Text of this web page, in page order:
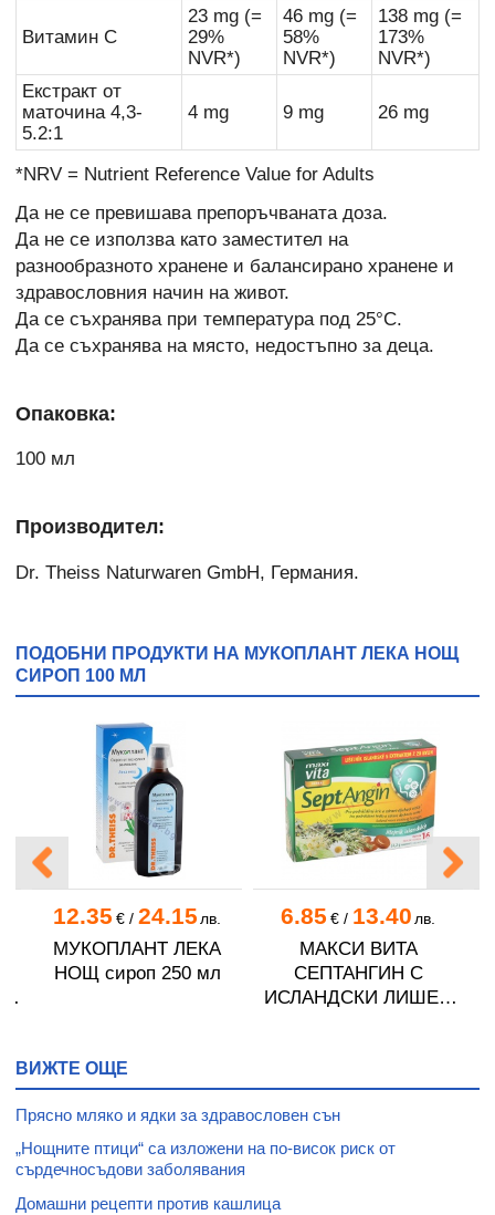
Витамин C
23 mg (=
29%
NVR*)
46 mg (=
58%
NVR*)
138 mg (=
173%
NVR*)
Екстракт от
маточина 4,3-
5.2:1
4 mg 9 mg 26 mg
*NRV = Nutrient Reference Value for Adults
Да не се превишава препоръчваната доза.
Да не се използва като заместител на
разнообразното хранене и балансирано хранене и
здравословния начин на живот.
Да се съхранява при температура под 25°С.
Да се съхранява на място, недостъпно за деца.
Опаковка:
100 мл
Производител:
Dr. Theiss Naturwaren GmbH, Германия.
ПОДОБНИ ПРОДУКТИ НА МУКОПЛАНТ ЛЕКА НОЩ
СИРОП 100 МЛ
12.35 €/ 24.15 лв.
МУКОПЛАНТ ЛЕКА
НОЩ сироп 250 мл
6.85 €/ 13.40 лв.
МАКСИ ВИТА
СЕПТАНГИН С
ИСЛАНДСКИ ЛИШЕЙ
ВИЖТЕ ОЩЕ
Прясно мляко и ядки за здравословен сън
„Нощните птици“ са изложени на по-висок риск от
сърдечносъдови заболявания
Домашни рецепти против кашлица